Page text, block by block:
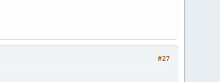
#27